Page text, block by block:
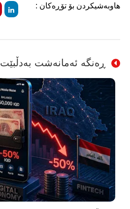
هاوبەشیکردن بۆ تۆڕەکان :
ڕەنگە ئەمانەشت بەدڵبێت